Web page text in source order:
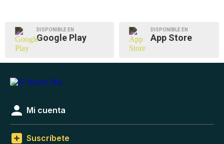
DISPONIBLE EN
Google Play
DISPONIBLE EN
App Store
Mi cuenta
Suscríbete